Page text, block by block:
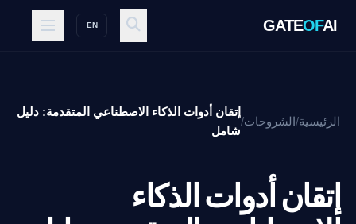
GATEOFAI
EN
الرئيسية/الشروحات/
إتقان أدوات الذكاء الاصطناعي المتقدمة: دليل
شامل
إتقان أدوات الذكاء